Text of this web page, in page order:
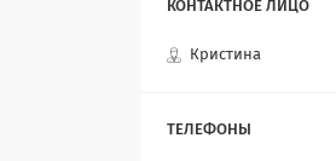
Кристина